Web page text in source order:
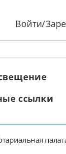
Войти/
ссылки